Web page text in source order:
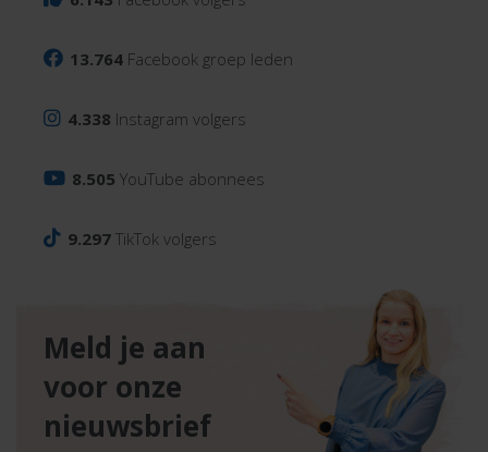
13.764 Facebook groep leden
4.338 Instagram volgers
8.505 YouTube abonnees
9.297 TikTok volgers
Meld je aan
voor onze
nieuwsbrief